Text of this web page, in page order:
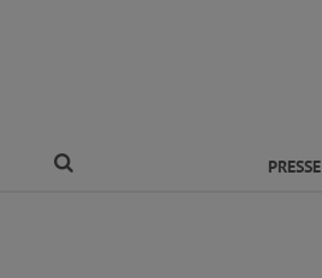
PRESSE